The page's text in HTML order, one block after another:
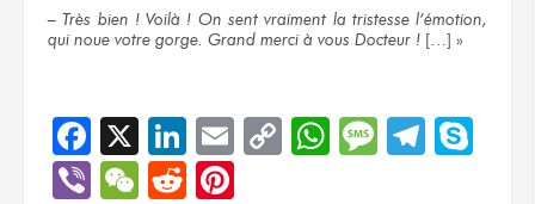
– Très bien ! Voilà ! On sentvraiment la tristessel’émotion,
qui noue votre gorge. Grand merci à vous Docteur ! […] »
Facebook
X LinkedIn
EmailCopyWhatsApp
Message
ViberWeChat
Reddit